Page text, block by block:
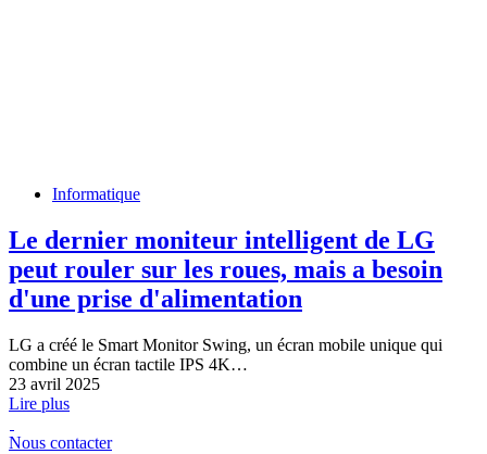
Informatique
Le dernier moniteur intelligent de LG
peut rouler sur les roues, mais a besoin
d'une prise d'alimentation
LG a créé le Smart Monitor Swing, un écran mobile unique qui
combine un écran tactile IPS 4K…
23 avril 2025
Lire plus
Nous contacter